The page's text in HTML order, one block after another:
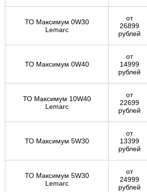
ТО Максимум 0W30
Lemarc
от
26899
рублей
ТО Максимум 0W40
от
14999
рублей
ТО Максимум 10W40
Lemarc
от
22699
рублей
ТО Максимум 5W30
от
13399
рублей
ТО Максимум 5W30
Lemarc
от
24999
рублей